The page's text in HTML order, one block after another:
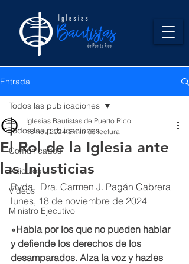
Entrada
Todos las publicaciones
Comunicados
Artículos
Videos
Ministro Ejecutivo
Todos las publicaciones
El Rol de la Iglesia ante
las Injusticias
Iglesias Bautistas de Puerto Rico
18 nov 2024 3 min de lectura
Rvda.  Dra. Carmen J. Pagán Cabrera
lunes, 18 de noviembre de 2024
«Habla por los que no pueden hablar
y defiende los derechos de los
desamparados. Alza la voz y hazles